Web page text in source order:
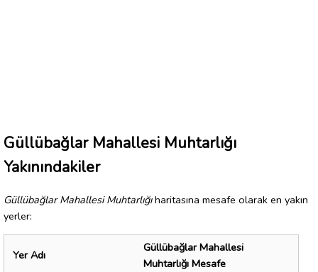
Güllübağlar Mahallesi Muhtarlığı
Yakınındakiler
Güllübağlar Mahallesi Muhtarlığıharitasına mesafe olarak en yakın
yerler:
Yer Adı
Güllübağlar Mahallesi
Muhtarlığı Mesafe